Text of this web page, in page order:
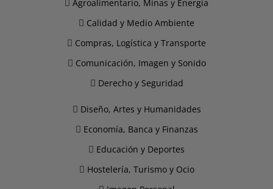
Agroalimentario, Minas y Energía
Calidad y Medio Ambiente
Compras, Logística y Transporte
Comunicación, Imagen y Sonido
Derecho y Seguridad
Diseño, Artes y Humanidades
Economía, Banca y Finanzas
Educación y Deportes
Hostelería, Turismo y Ocio